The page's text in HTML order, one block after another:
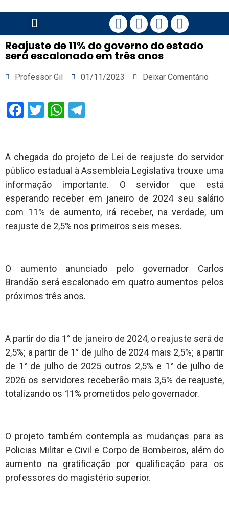
Reajuste de 11% do governo do estado
será escalonado em três anos
Professor Gil 01/11/2023 Deixar Comentário
Facebook
TwitterWhatsApp
A chegada do projeto de Lei de reajuste do servidor
público estadual à Assembleia Legislativa trouxe uma
informação importante. O servidor que está
esperando receber em janeiro de 2024 seu salário
com 11% de aumento, irá receber, na verdade, um
reajuste de 2,5% nos primeiros seis meses.
O aumento anunciado pelo governador Carlos
Brandão será escalonado em quatro aumentos pelos
próximos três anos.
A partir do dia 1° de janeiro de 2024, o reajuste será de
2,5%; a partir de 1° de julho de 2024 mais 2,5%; a partir
de 1° de julho de 2025 outros 2,5% e 1° de julho de
2026 os servidores receberão mais 3,5% de reajuste,
totalizando os 11% prometidos pelo governador.
O projeto também contempla as mudanças para as
Policias Militar e Civil e Corpo de Bombeiros, além do
aumento na gratificação por qualificação para os
professores do magistério superior.